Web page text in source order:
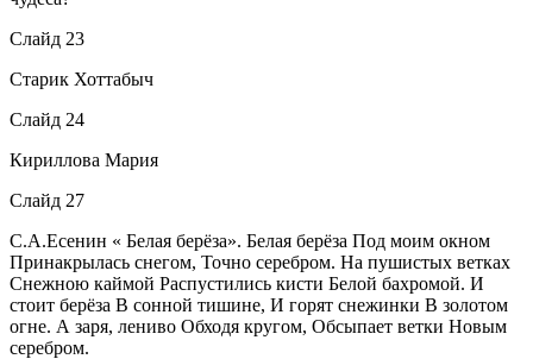
Слайд 23
Старик Хоттабыч
Слайд 24
Кириллова Мария
Слайд 27
С.А.Есенин « Белая берёза». Белая берёза Под моим окном
Принакрылась снегом, Точно серебром. На пушистых ветках
Снежною каймой Распустились кисти Белой бахромой. И
стоит берёза В сонной тишине, И горят снежинки В золотом
огне. А заря, лениво Обходя кругом, Обсыпает ветки Новым
серебром.